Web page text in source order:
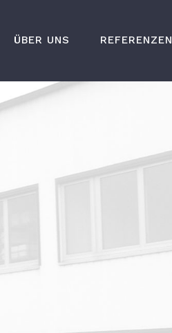
ÜBER UNS REFERENZEN